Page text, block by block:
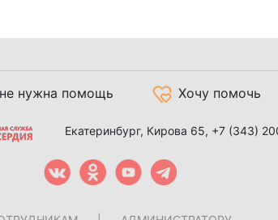
нужна помощь Хочу помочь
Екатеринбург, Кирова 65, +7 (343)